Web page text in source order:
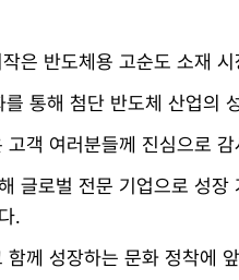
은 반도체용 고순도 소재
통해 첨단 반도체 산업의
객 여러분들께 진심으로
로벌 전문 기업으로 성장
.
께 성장하는 문화 정착에